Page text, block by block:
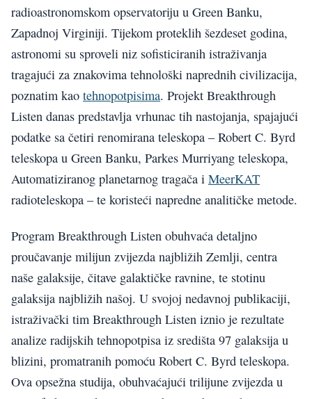
radioastronomskom opservatoriju u Green Banku,
Zapadnoj Virginiji. Tijekom proteklih šezdeset godina,
astronomi su sproveli niz sofisticiranih istraživanja
tragajući za znakovima tehnološki naprednih civilizacija,
poznatim kao tehnopotpisima. Projekt Breakthrough
Listen danas predstavlja vrhunac tih nastojanja, spajajući
podatke sa četiri renomirana teleskopa – Robert C. Byrd
teleskopa u Green Banku, Parkes Murriyang teleskopa,
Automatiziranog planetarnog tragača i MeerKAT
radioteleskopa – te koristeći napredne analitičke metode.
Program Breakthrough Listen obuhvaća detaljno
proučavanje milijun zvijezda najbližih Zemlji, centra
naše galaksije, čitave galaktičke ravnine, te stotinu
galaksija najbližih našoj. U svojoj nedavnoj publikaciji,
istraživački tim Breakthrough Listen iznio je rezultate
analize radijskih tehnopotpisa iz središta 97 galaksija u
blizini, promatranih pomoću Robert C. Byrd teleskopa.
Ova opsežna studija, obuhvaćajući trilijune zvijezda u